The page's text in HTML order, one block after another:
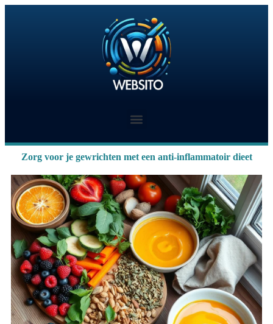
Zorg voor je gewrichten met een anti-inflammatoir dieet